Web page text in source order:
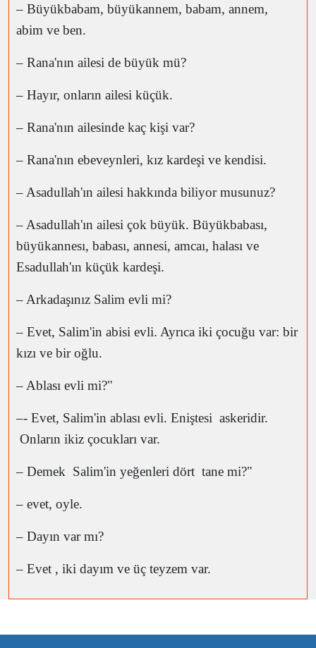
– Büyükbabam, büyükannem, babam, annem,
abim ve ben.
– Rana'nın ailesi de büyük mü?
– Hayır, onların ailesi küçük.
– Rana'nın ailesinde kaç kişi var?
– Rana'nın ebeveynleri, kız kardeşi ve kendisi.
– Asadullah'ın ailesi hakkında biliyor musunuz?
– Asadullah'ın ailesi çok büyük. Büyükbabası,
büyükannesı, babası, annesi, amcaı, halası ve
Esadullah'ın küçük kardeşi.
– Arkadaşınız Salim evli mi?
– Evet, Salim'in abisi evli. Ayrıca iki çocuğu var: bir
kızı ve bir oğlu.
– Ablası evli mi?"
–- Evet, Salim'in ablası evli. Eniştesi askeridir.
Onların ikiz çocukları var.
– Demek Salim'in yeğenleri dört tane mi?"
– evet, oyle.
– Dayın var mı?
– Evet , iki dayım ve üç teyzem var.